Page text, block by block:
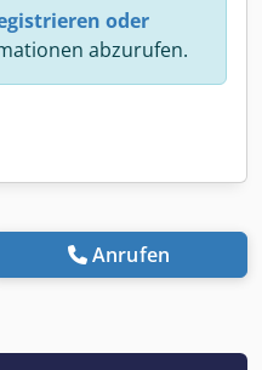
oder
abzurufen.
Anrufen